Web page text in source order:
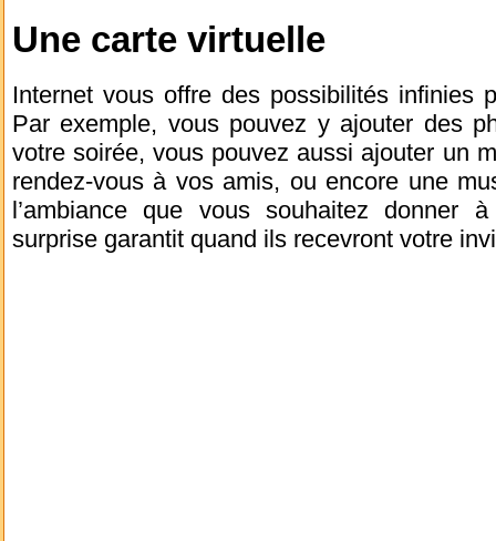
Une carte virtuelle
Internet vous offre des possibilités infinies
Par exemple, vous pouvez y ajouter des
votre soirée, vous pouvez aussi ajouter un
rendez-vous à vos amis, ou encore une
l’ambiance que vous souhaitez donner
surprise garantit quand ils recevront votre